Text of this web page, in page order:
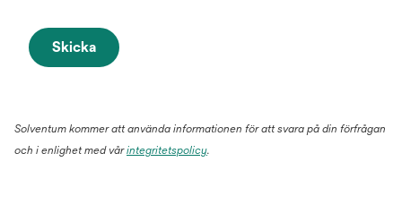
Skicka
Solventum kommer att använda informationen för att svara på din förfrågan
och i enlighet med vårintegritetspolicy.